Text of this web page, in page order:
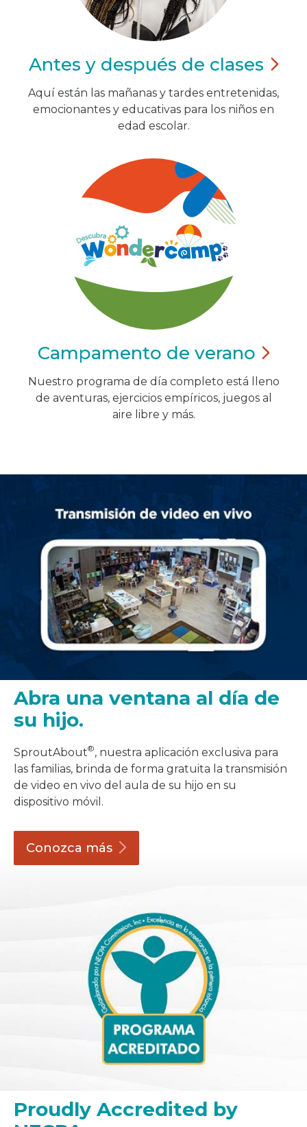
Antes y después de clases
Aquí están las mañanas y tardes entretenidas,
emocionantes y educativas para los niños en
edad escolar.
Campamento de verano
Nuestro programa de día completo está lleno
de aventuras, ejercicios empíricos, juegos al
aire libre y más.
Abra una ventana al día de
su hijo.
SproutAbout®, nuestra aplicación exclusiva para
las familias, brinda de forma gratuita la transmisión
de video en vivo del aula de su hijo en su
dispositivo móvil.
Conozca más
Proudly Accredited by